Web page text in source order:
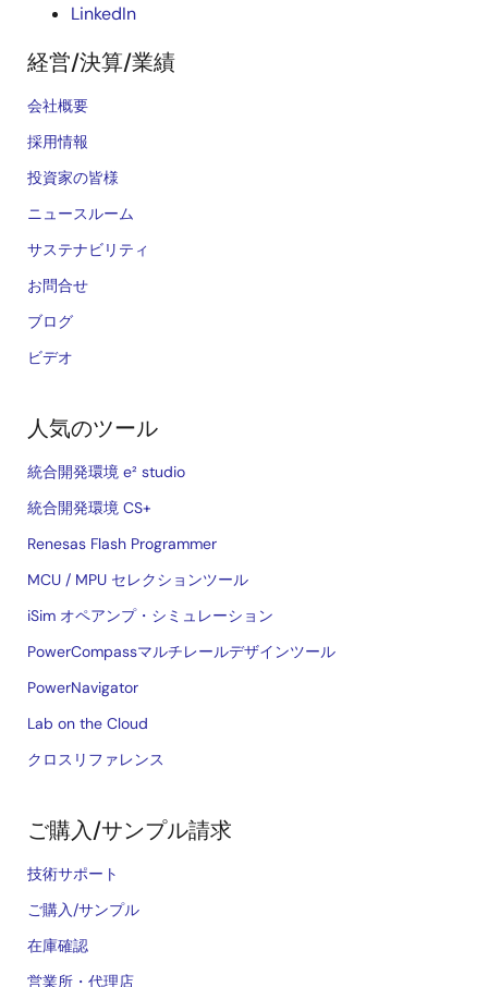
LinkedIn
経営/決算/業績
会社概要
採用情報
投資家の皆様
ニュースルーム
サステナビリティ
お問合せ
ブログ
ビデオ
人気のツール
統合開発環境 e² studio
統合開発環境 CS+
Renesas Flash Programmer
MCU / MPU セレクションツール
iSim オペアンプ・シミュレーション
PowerCompassマルチレールデザインツール
PowerNavigator
Lab on the Cloud
クロスリファレンス
ご購入/サンプル請求
技術サポート
ご購入/サンプル
在庫確認
営業所・代理店